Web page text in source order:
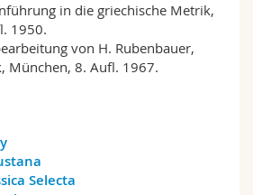
in die griechische Metrik,
1950.
von H. Rubenbauer,
München, 8. Aufl. 1967.
Selecta